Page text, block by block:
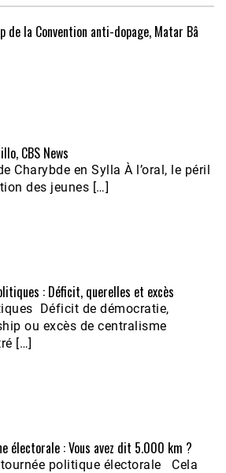
de la Convention anti-dopage, Matar Bâ
CBS News
Charybde en Sylla À l’oral, le péril
des jeunes […]
: Déficit, querelles et excès
Déficit de démocratie,
ou excès de centralisme
[…]
électorale : Vous avez dit 5.000 km ?
politique électorale Cela